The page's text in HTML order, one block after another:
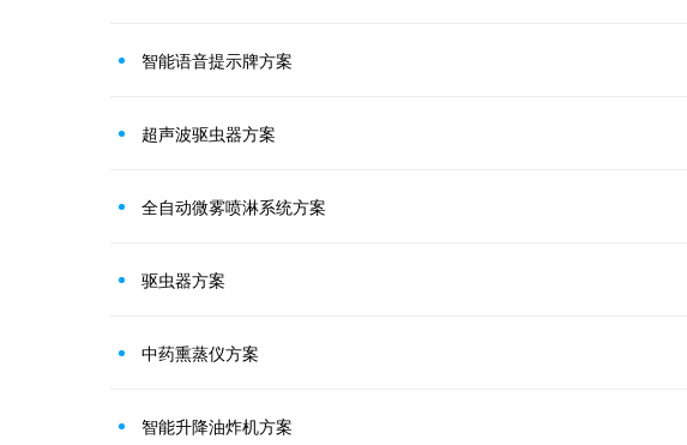
智能语音提示牌方案
超声波驱虫器方案
全自动微雾喷淋系统方案
驱虫器方案
中药熏蒸仪方案
智能升降油炸机方案